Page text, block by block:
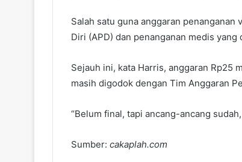
Salah satu guna anggaran
Diri (APD) dan penanganan medis
Sejauh ini, kata Harris, anggaran Rp25
masih digodok dengan Tim Anggaran
“Belum final, tapi ancang-ancang
Sumber: cakaplah.com